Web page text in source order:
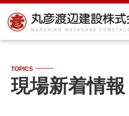
TOPICS
現場新着情報